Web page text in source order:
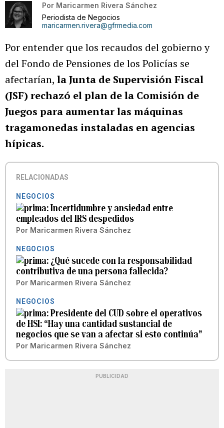
Por Maricarmen Rivera Sánchez
Periodista de Negocios
maricarmen.rivera@gfrmedia.com
Por entender que los recaudos del gobierno y
del Fondo de Pensiones de los Policías se
afectarían, la Junta de Supervisión Fiscal
(JSF) rechazó el plan de la Comisión de
Juegos para aumentar las máquinas
tragamonedas instaladas en agencias
hípicas.
RELACIONADAS
NEGOCIOS
Incertidumbre y ansiedad entre
empleados del IRS despedidos
Por Maricarmen Rivera Sánchez
NEGOCIOS
¿Qué sucede con la responsabilidad
contributiva de una persona fallecida?
Por Maricarmen Rivera Sánchez
NEGOCIOS
Presidente del CUD sobre el operativos
de HSI: “Hay una cantidad sustancial de
negocios que se van a afectar si esto continúa”
Por Maricarmen Rivera Sánchez
PUBLICIDAD